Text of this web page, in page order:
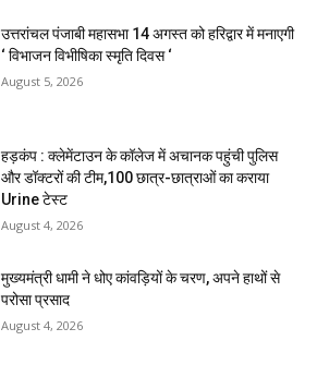
उत्तरांचल पंजाबी महासभा 14 अगस्त को हरिद्वार में मनाएगी
‘ विभाजन विभीषिका स्मृति दिवस ‘
August 5, 2026
हड़कंप : क्लेमेंटाउन के कॉलेज में अचानक पहुंची पुलिस
और डॉक्टरों की टीम,100 छात्र-छात्राओं का कराया
Urine टेस्ट
August 4, 2026
मुख्यमंत्री धामी ने धोए कांवड़ियों के चरण, अपने हाथों से
परोसा प्रसाद
August 4, 2026